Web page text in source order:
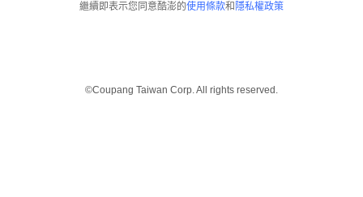
繼續即表示您同意酷澎的使用條款和 隱私權政策
©Coupang Taiwan Corp. All rights reserved.